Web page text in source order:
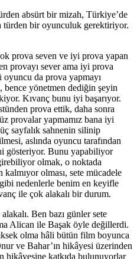
absürt bir mizah, Türkiye’de
bir oyunculuk gerektiriyor.
prova seven ve iyi prova yapan
provayı sever ama iyi prova
da prova yapmayı
yönetmen dediğin şeyin
Kıvanç bunu iyi başarıyor.
prova ettik, daha sonra
provalar yapmamız bana iyi
üç sayfalık sahnenin silinip
aslında oyuncu tarafından
gösteriyor. Bunu yapabiliyor
olmak, o noktada
olması, sete mücadele
nedenlerle benim en keyifle
ile çok alakalı bir durum.
Ben bazı günler sete
Alican ile Başak öyle değillerdi.
olma hâli bütün film boyunca
ve Bahar’ın hikâyesi üzerinden
katkıda bulunuyorlar